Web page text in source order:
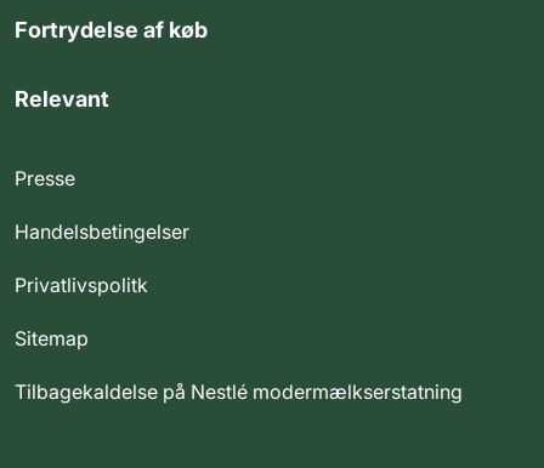
Fortrydelse af køb
Relevant
Presse
Handelsbetingelser
Privatlivspolitk
Sitemap
Tilbagekaldelse på Nestlé modermælkserstatning